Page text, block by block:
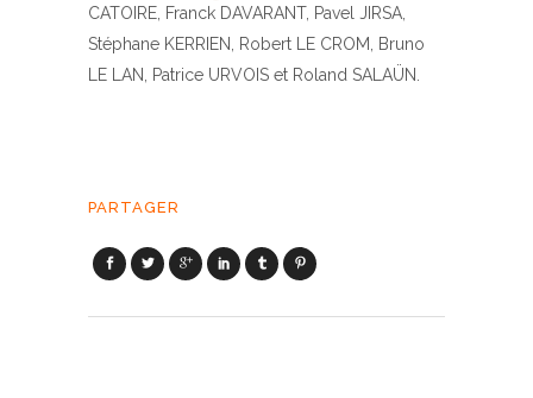
CATOIRE, Franck DAVARANT, Pavel JIRSA,
Stéphane KERRIEN, Robert LE CROM, Bruno
LE LAN, Patrice URVOIS et Roland SALAÜN.
PARTAGER